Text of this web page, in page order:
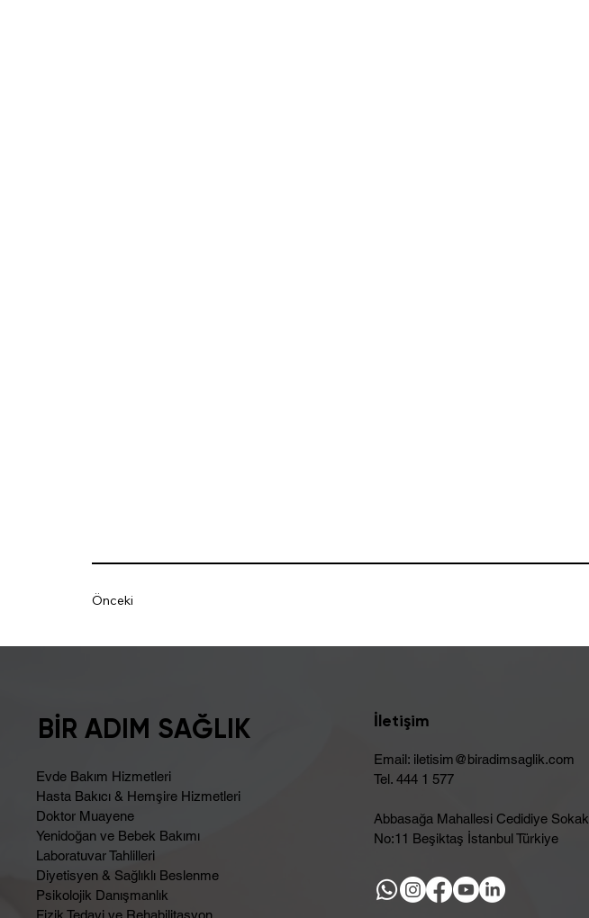
Önceki
BİR ADIM SAĞLIK
Evde Bakım Hizmetleri
Hasta Bakıcı & Hemşire Hizmetleri
Doktor Muayene
Yenidoğan ve Bebek Bakımı
Laboratuvar Tahlilleri
Diyetisyen & Sağlıklı Beslenme
Psikolojik Danışmanlık
İletişim
Email: iletisim@biradimsaglik.com
Tel. 444 1 577
Abbasağa Mahallesi Cedidiye Sokak
No:11 Beşiktaş İstanbul Türkiye